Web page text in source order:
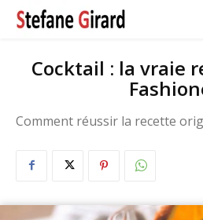
Cocktail : la vraie
Comment réussir la recette